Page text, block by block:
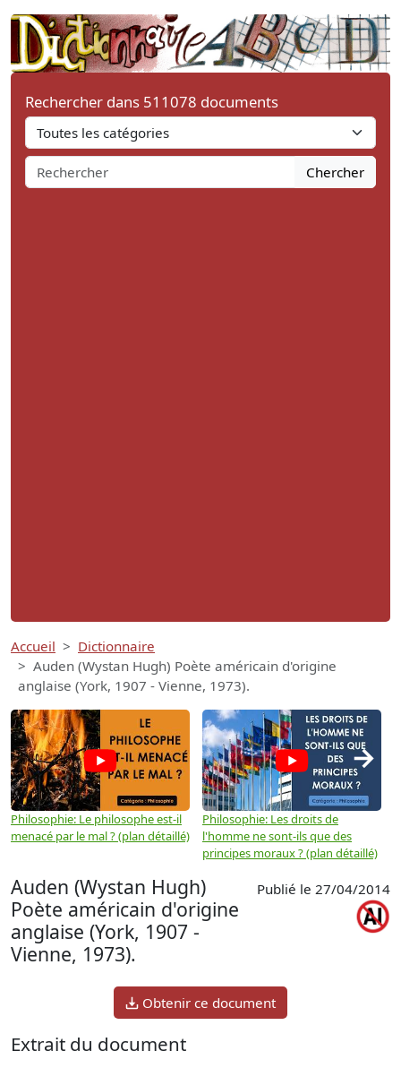
Rechercher dans 511078 documents
Chercher
Accueil
Dictionnaire
Auden (Wystan Hugh) Poète américain d'origine
anglaise (York, 1907 - Vienne, 1973).
Philosophie: Le philosophe est-il
menacé par le mal ? (plan détaillé)
Philosophie: Les droits de
l'homme ne sont-ils que des
principes moraux ? (plan détaillé)
→
Auden (Wystan Hugh)
Poète américain d'origine
anglaise (York, 1907 -
Vienne, 1973).
Publié le 27/04/2014
Obtenir ce document
Extrait du document